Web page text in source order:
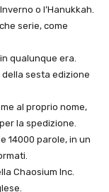
o l’Hanukkah.
serie, come
qualunque era.
sesta edizione
al proprio nome,
la spedizione.
14000 parole, in un
Chaosium Inc.